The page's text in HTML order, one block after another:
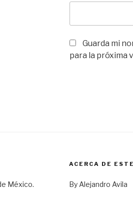
Guarda mi
para la próxima
México.
ACERCA DE
By Alejandro Avila